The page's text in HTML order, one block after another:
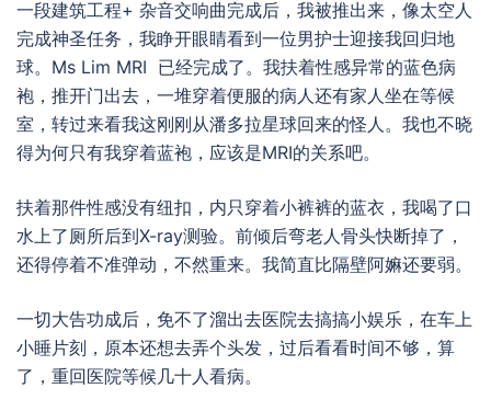
一段建筑工程+ 杂音交响曲完成后，我被推出来，像太空人
完成神圣任务，我睁开眼睛看到一位男护士迎接我回归地
球。Ms Lim MRI 已经完成了。我扶着性感异常的蓝色病
袍，推开门出去，一堆穿着便服的病人还有家人坐在等候
室，转过来看我这刚刚从潘多拉星球回来的怪人。我也不晓
得为何只有我穿着蓝袍，应该是MRI的关系吧。
扶着那件性感没有纽扣，内只穿着小裤裤的蓝衣，我喝了口
水上了厕所后到X-ray测验。前倾后弯老人骨头快断掉了，
还得停着不准弹动，不然重来。我简直比隔壁阿嫲还要弱。
一切大告功成后，免不了溜出去医院去搞搞小娱乐，在车上
小睡片刻，原本还想去弄个头发，过后看看时间不够，算
了，重回医院等候几十人看病。